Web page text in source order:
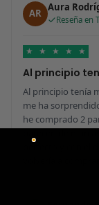
AR Aura
Reseña en
★ ★ ★ ★ ★
Al principio
Al principio tenía
me ha
he comprado 2